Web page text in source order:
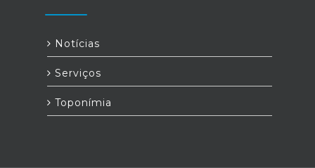
Notícias
Serviços
Toponímia